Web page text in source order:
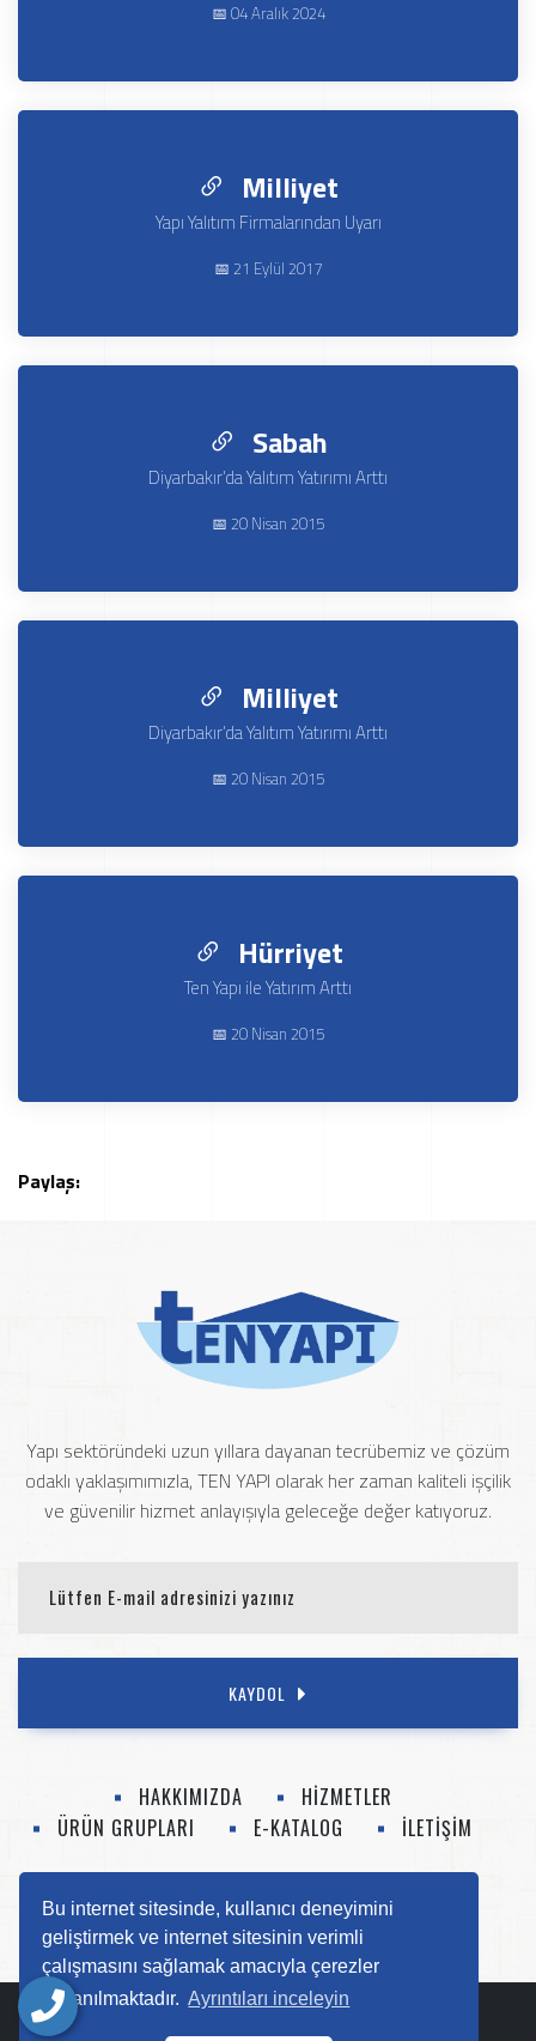
Bu internet sitesinde, kullanıcı deneyimini
geliştirmek ve internet sitesinin verimli
çalışmasını sağlamak amacıyla çerezler
kullanılmaktadır. Ayrıntıları inceleyin
📅 04 Aralık 2024
Milliyet
Yapı Yalıtım Firmalarından Uyarı
📅 21 Eylül 2017
Sabah
Diyarbakır’da Yalıtım Yatırımı Arttı
📅 20 Nisan 2015
Milliyet
Diyarbakır’da Yalıtım Yatırımı Arttı
📅 20 Nisan 2015
Hürriyet
Ten Yapı ile Yatırım Arttı
📅 20 Nisan 2015
Paylaş:
Yapı sektöründeki uzun yıllara dayanan tecrübemiz ve çözüm
odaklı yaklaşımımızla, TEN YAPI olarak her zaman kaliteli işçilik
ve güvenilir hizmet anlayışıyla geleceğe değer katıyoruz.
KAYDOL
HAKKIMIZDA
HİZMETLER
ÜRÜN GRUPLARI
E-KATALOG İLETİŞİM
0 (412) 252 52 14 info@tenyapi.com
Copyright © 2025 - Her Hakkı Saklıdır.